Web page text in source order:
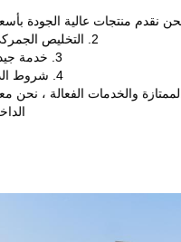
2. التخليص الجمركي مضمون.
3. خدمة جيدة بعد البيع.
4. شروط الدفع المرنة.
والخدمات الفعالة ، نحن